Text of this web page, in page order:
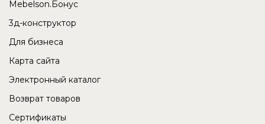
Mebelson.Бонус
3д-конструктор
Для бизнеса
Карта сайта
Электронный каталог
Возврат товаров
Сертификаты